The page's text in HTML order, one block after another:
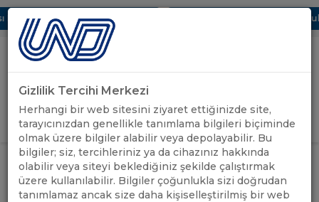
UBAK Bölümü Hakkında UND, Yunanistan Vize
Uluslararası Nakliyeciler Derneği
GİRİŞ YAP
ANASAYFA /
UND'DEN
HABERLER
/ SAYIN BAKANIMIZ HAKAN FİDAN’A
TEŞEKKÜR EDİYORUZ
Gizlilik Tercihi Merkezi
Herhangi bir web sitesini ziyaret ettiğinizde site,
tarayıcınızdan genellikle tanımlama bilgileri biçiminde
olmak üzere bilgiler alabilir veya depolayabilir. Bu
bilgiler; siz, tercihleriniz ya da cihazınız hakkında
olabilir veya siteyi beklediğiniz şekilde çalıştırmak
üzere kullanılabilir. Bilgiler çoğunlukla sizi doğrudan
tanımlamaz ancak size daha kişiselleştirilmiş bir web